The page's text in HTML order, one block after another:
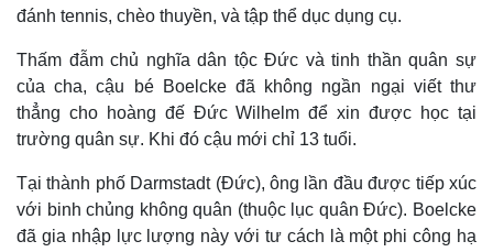
đánh tennis, chèo thuyền, và tập thể dục dụng cụ.
Thấm đẫm chủ nghĩa dân tộc Đức và tinh thần quân sự
của cha, cậu bé Boelcke đã không ngần ngại viết thư
thẳng cho hoàng đế Đức Wilhelm để xin được học tại
trường quân sự. Khi đó cậu mới chỉ 13 tuổi.
Tại thành phố Darmstadt (Đức), ông lần đầu được tiếp xúc
với binh chủng không quân (thuộc lục quân Đức). Boelcke
đã gia nhập lực lượng này với tư cách là một phi công hạ